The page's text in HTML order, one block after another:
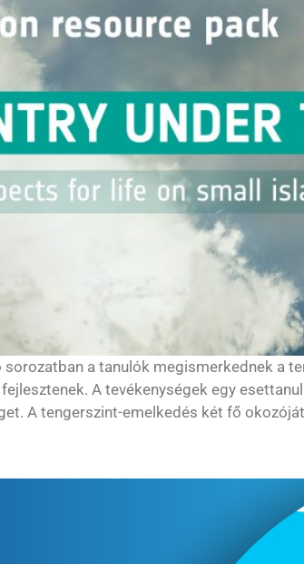
a tanulók megismerkednek a
A tevékenységek egy
A tengerszint-emelkedés két fő